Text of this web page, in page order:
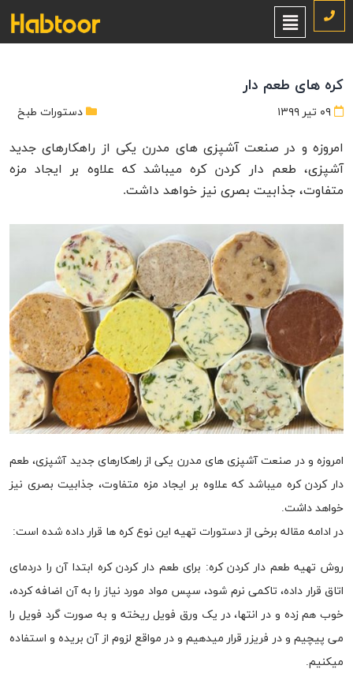
کره های طعم دار
۰۹ تیر ۱۳۹۹ دستورات طبخ
امروزه و در صنعت آشپزی های مدرن یکی از راهکارهای جدید
آشپزی، طعم دار کردن کره میباشد که علاوه بر ایجاد مزه
متفاوت، جذابیت بصری نیز خواهد داشت.
امروزه و در صنعت آشپزی های مدرن یکی از راهکارهای جدید آشپزی، طعم
دار کردن کره میباشد که علاوه بر ایجاد مزه متفاوت، جذابیت بصری نیز
خواهد داشت.
در ادامه مقاله برخی از دستورات تهیه این نوع کره ها قرار داده شده است:
روش تهیه طعم دار کردن کره: برای طعم دار کردن کره ابتدا آن را دردمای
اتاق قرار داده، تاکمی نرم شود، سپس مواد مورد نیاز را به آن اضافه کرده،
خوب هم زده و در انتها، در یک ورق فویل ریخته و به صورت گرد فویل را
می پیچیم و در فریزر قرار میدهیم و در مواقع لزوم از آن بریده و استفاده
میکنیم.